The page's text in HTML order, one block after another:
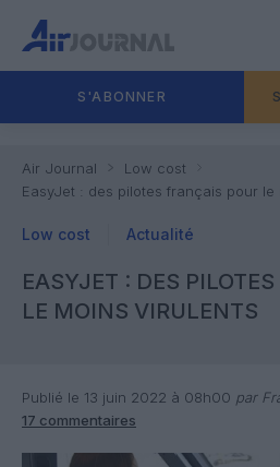
S'ABONNER
Air Journal
Low cost
EasyJet : des pilotes français pour le
Low cost Actualité
EASYJET : DES
LE MOINS VIRULENTS
Publié le 13 juin 2022 à 08h00 par
17 commentaires